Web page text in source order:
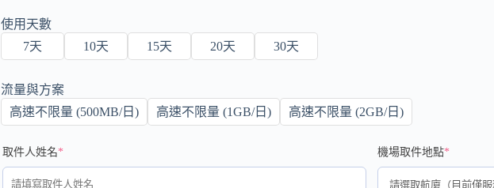
使用天數
7天
10天 15天 20天 30天
流量與方案
高速不限量 (500MB/日)
高速不限量 (1GB/日) 高速不限量 (2GB/日)
取件人姓名* 機場取件地點*